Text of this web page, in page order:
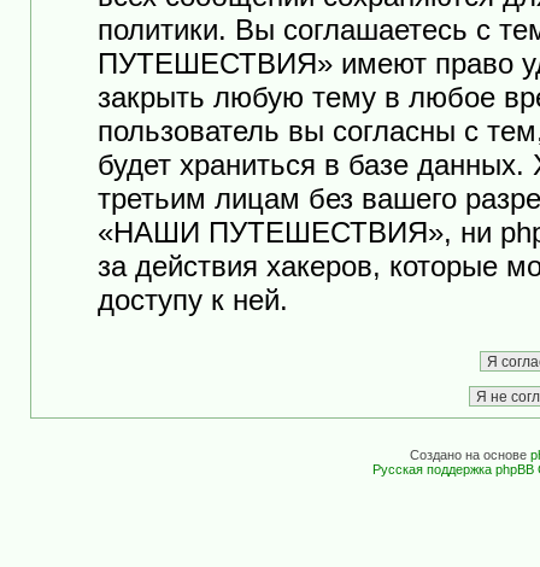
политики. Вы соглашаетесь с
ПУТЕШЕСТВИЯ» имеют право
закрыть любую тему в любое
пользователь вы согласны с
будет храниться в базе
третьим лицам без вашего
«НАШИ ПУТЕШЕСТВИЯ», ни
за действия хакеров, которые
доступу к ней.
Создано на основе
Русская поддержка phpBB